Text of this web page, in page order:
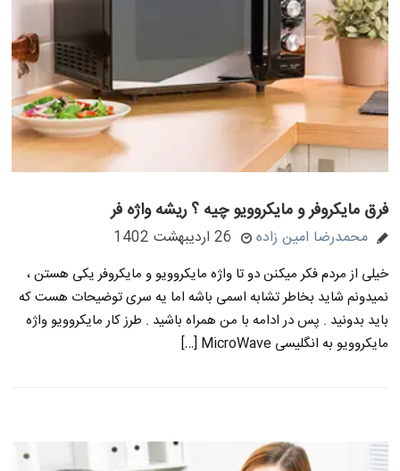
فرق مایکروفر و مایکروویو چیه ؟ ریشه واژه فر
محمدرضا امین زاده 26 اردیبهشت 1402
خیلی از مردم فکر میکنن دو تا واژه مایکروویو و مایکروفر یکی هستن ،
نمیدونم شاید بخاطر تشابه اسمی باشه اما یه سری توضیحات هست که
باید بدونید . پس در ادامه با من همراه باشید . طرز کار مایکروویو واژه
مایکروویو به انگلیسی MicroWave […]